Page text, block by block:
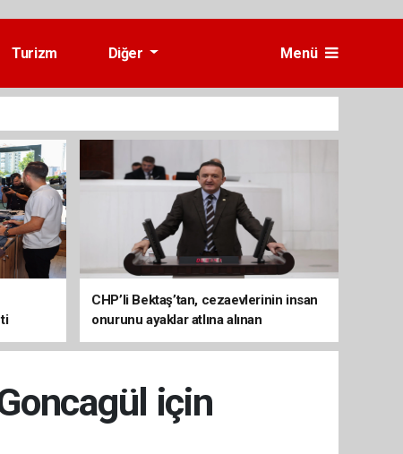
Turizm
Diğer Menü
CHP’li Bektaş’tan, cezaevlerinin insan
onurunu ayaklar atlına alınan
mekânlara dönüşmesine tepki
için